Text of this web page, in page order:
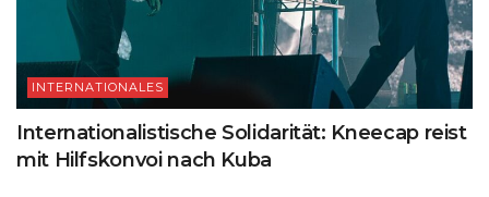
INTERNATIONALES
Internationalistische Solidarität: Kneecap reist
mit Hilfskonvoi nach Kuba